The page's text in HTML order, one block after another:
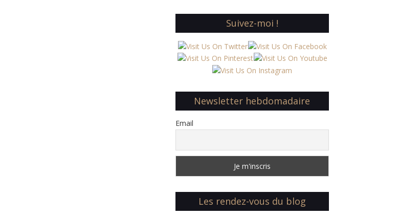
Suivez-moi !
Newsletter hebdomadaire
Email
Les rendez-vous du blog